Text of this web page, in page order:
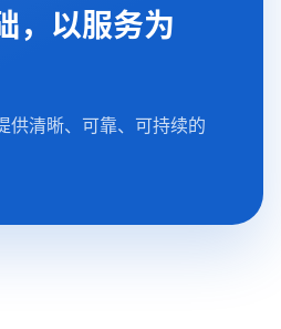
，以服务为
供清晰、可靠、可持续的